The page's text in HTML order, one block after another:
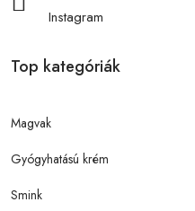
Instagram
Top kategóriák
Magvak
Gyógyhatású krém
Smink